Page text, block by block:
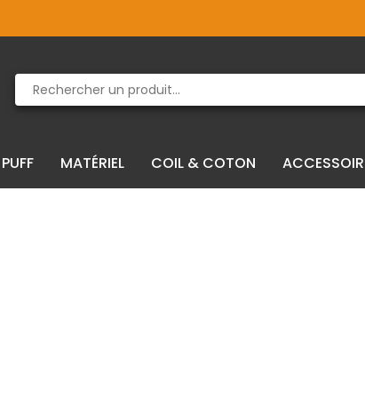
PUFF MATÉRIEL COIL & COTON